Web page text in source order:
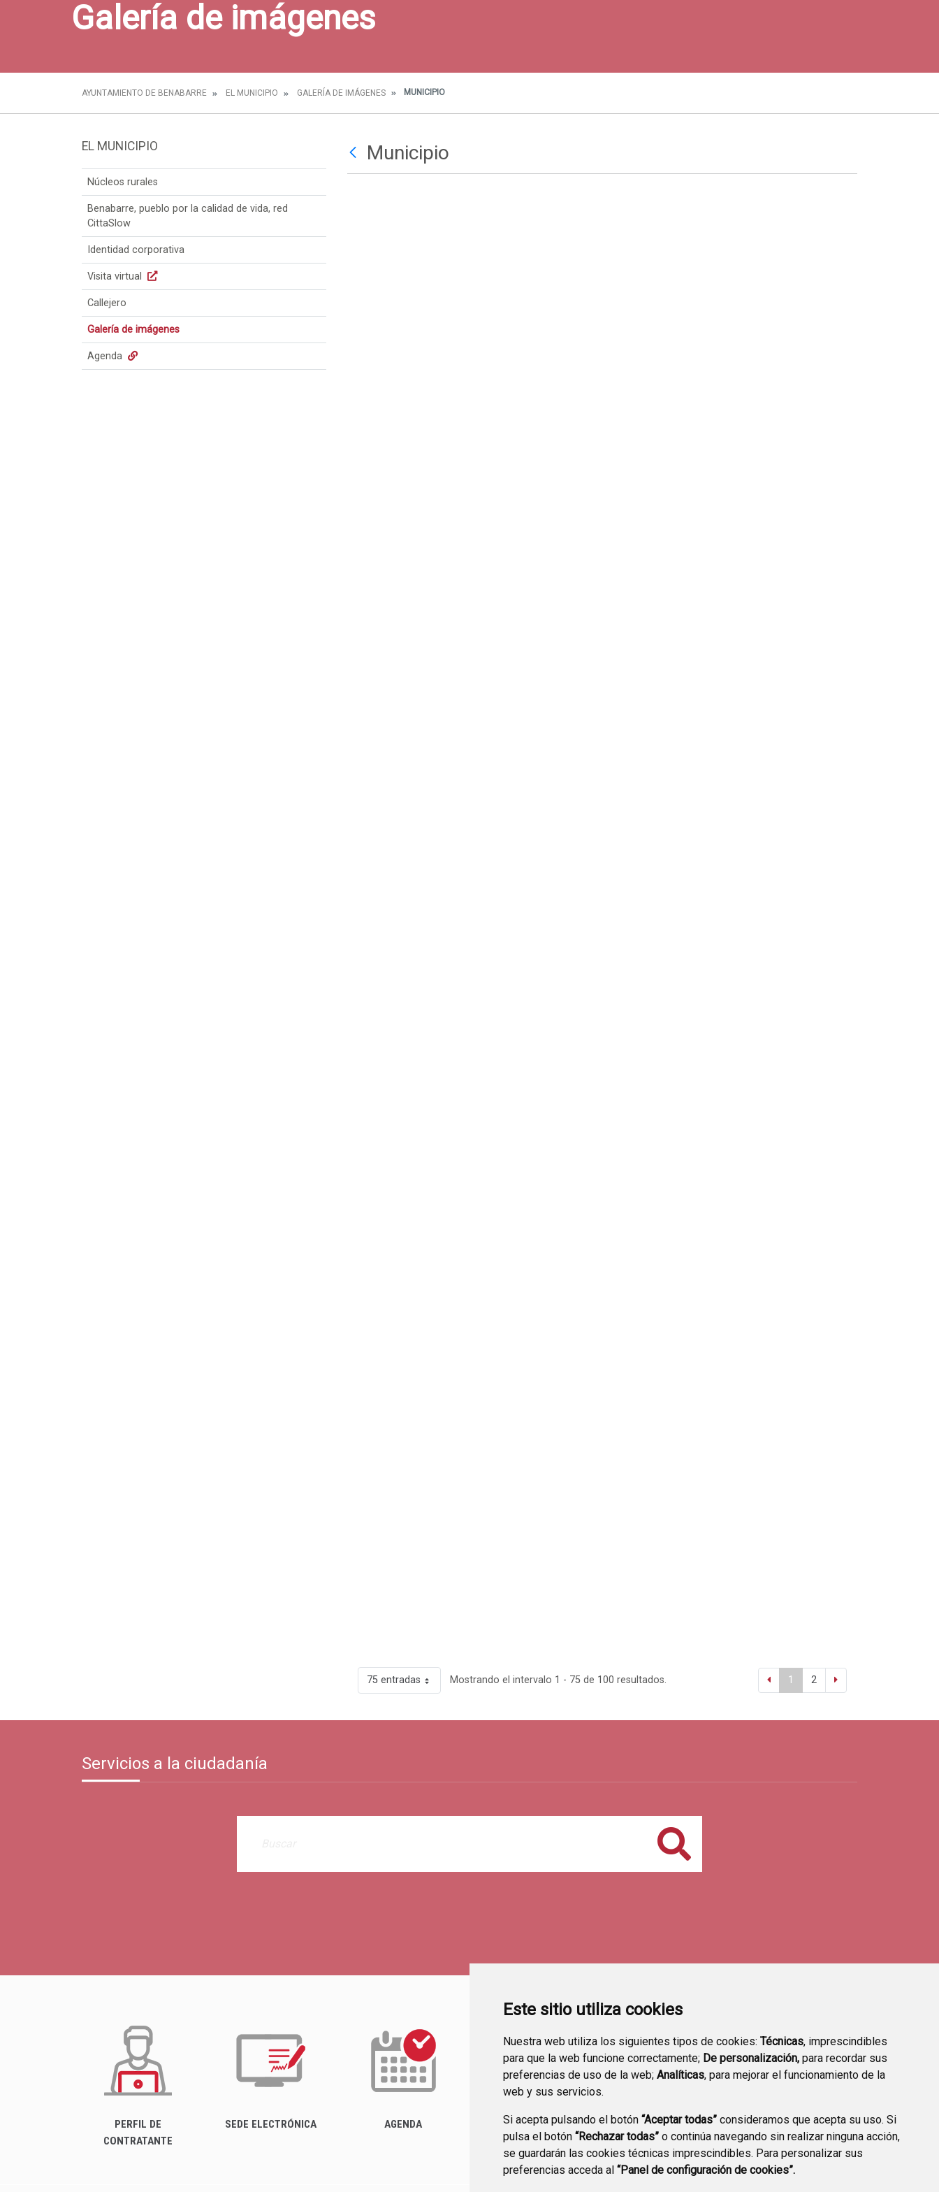
Este sitio utiliza cookies
Nuestra web utiliza los siguientes tipos de cookies: Técnicas, imprescindibles
para que la web funcione correctamente; De personalización, para recordar sus
preferencias de uso de la web; Analíticas, para mejorar el funcionamiento de la
web y sus servicios.
Si acepta pulsando el botón “Aceptar todas” consideramos que acepta su uso. Si
pulsa el botón “Rechazar todas” o continúa navegando sin realizar ninguna acción,
se guardarán las cookies técnicas imprescindibles. Para personalizar sus
preferencias acceda al “Panel de configuración de cookies”.
Galería de imágenes
AYUNTAMIENTO DE BENABARRE EL MUNICIPIO GALERÍA DE IMÁGENES MUNICIPIO
EL MUNICIPIO
Núcleos rurales
Benabarre, pueblo por la calidad de vida, red
CittaSlow
Identidad corporativa
Visita virtual
Callejero
Galería de imágenes
Agenda
Municipio
75 entradas Mostrando el intervalo 1 - 75 de 100 resultados. 1 2
Servicios a la ciudadanía
Buscar
PERFIL DE
CONTRATANTE
SEDE ELECTRÓNICA AGENDA ACTUALIDAD TRANSPARENCIA
ENLACES A TRÁMITES
HABITUALES